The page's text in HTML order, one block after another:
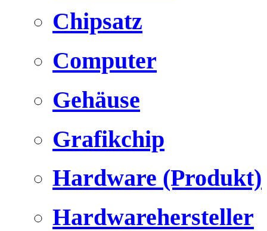
Chipsatz
Computer
Gehäuse
Grafikchip
Hardware (Produkt)
Hardwarehersteller